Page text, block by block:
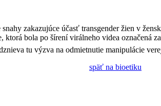
zakazujúce účasť transgender žien v
bola po šírení virálneho videa označená
tu výzva na odmietnutie manipulácie
späť na bioetiku